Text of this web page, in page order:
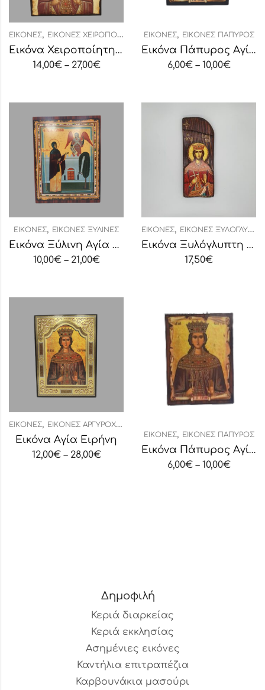
ΕΙΚΌΝΕΣ, ΕΙΚΌΝΕΣ ΧΕΙΡΟΠΟΊΗΤΕΣ
Εικόνα Χειροποίητη “Αγία Ειρήνη”
14,00€ – 27,00€
ΕΙΚΌΝΕΣ, ΕΙΚΌΝΕΣ ΠΆΠΥΡΟΣ
Εικόνα Πάπυρος Αγία Ειρήνη Χρυσοβαλάντου
6,00€ – 10,00€
ΕΙΚΌΝΕΣ, ΕΙΚΌΝΕΣ ΞΎΛΙΝΕΣ
Εικόνα Ξύλινη Αγία Ειρήνη Χρυσοβαλάντου
10,00€ – 21,00€
ΕΙΚΌΝΕΣ, ΕΙΚΌΝΕΣ ΞΥΛΌΓΛΥΠΤΕΣ
Εικόνα Ξυλόγλυπτη Στενή “Αγία Ειρήνη”
17,50€
ΕΙΚΌΝΕΣ, ΕΙΚΌΝΕΣ ΑΡΓΥΡΟΧΡΥΣΟΤΥΠΊΑ
Εικόνα Αγία Ειρήνη
12,00€ – 28,00€
ΕΙΚΌΝΕΣ, ΕΙΚΌΝΕΣ ΠΆΠΥΡΟΣ
Εικόνα Πάπυρος Αγία Ειρήνη
6,00€ – 10,00€
Δημοφιλή
Κεριά διαρκείας
Κεριά εκκλησίας
Ασημένιες εικόνες
Καντήλια επιτραπέζια
Καρβουνάκια μασούρι